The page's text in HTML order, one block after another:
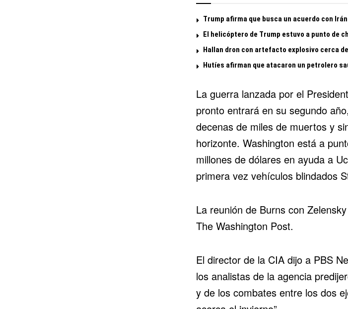
Trump afirma que busca un acuerdo con
El helicóptero de Trump estuvo a punto de
Hallan dron con artefacto explosivo cerca
Hutíes afirman que atacaron un petrolero
La guerra lanzada por el
pronto entrará en su segundo
decenas de miles de muertos y
horizonte. Washington está a
millones de dólares en ayuda a
primera vez vehículos blindados
La reunión de Burns con
The Washington Post.
El director de la CIA dijo a PBS
los analistas de la agencia
y de los combates entre los dos